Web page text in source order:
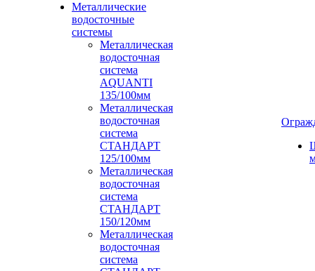
Металлические
водосточные
системы
Металлическая
водосточная
система
AQUANTI
135/100мм
Металлическая
водосточная
система
СТАНДАРТ
125/100мм
Металлическая
водосточная
система
СТАНДАРТ
150/120мм
Металлическая
водосточная
система